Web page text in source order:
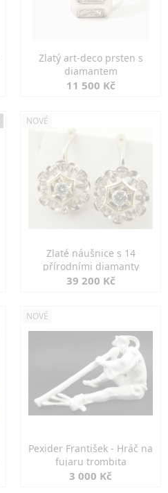
Zlatý art-deco prsten s
diamantem
11 500 Kč
NOVÉ
Zlaté náušnice s 14
přírodními diamanty
39 200 Kč
NOVÉ
Pexider František - Hráč na
fujaru trombita
3 000 Kč